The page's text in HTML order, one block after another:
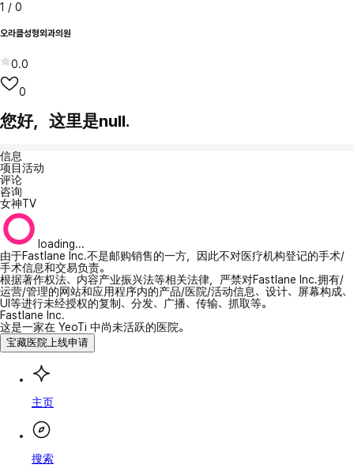
1 / 0
오라클성형외과의원
0.0
0
您好，这里是null.
信息
项目活动
评论
咨询
女神TV
loading...
由于Fastlane Inc.不是邮购销售的一方，因此不对医疗机构登记的手术/
手术信息和交易负责。
根据著作权法、内容产业振兴法等相关法律，严禁对Fastlane Inc.拥有/
运营/管理的网站和应用程序内的产品/医院/活动信息、设计、屏幕构成、
UI等进行未经授权的复制、分发、广播、传输、抓取等。
Fastlane Inc.
这是一家在 YeoTi 中尚未活跃的医院。
宝藏医院上线申请
主页
搜索